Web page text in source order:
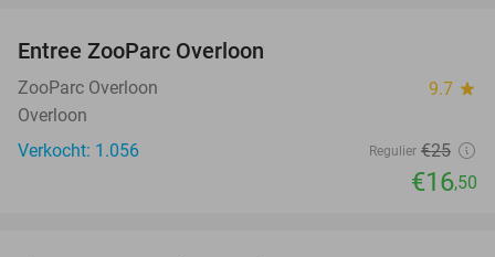
Entree ZooParc Overloon
ZooParc Overloon 9.7 star
Overloon
Verkocht: 1.056
Regulier €25
€16,50